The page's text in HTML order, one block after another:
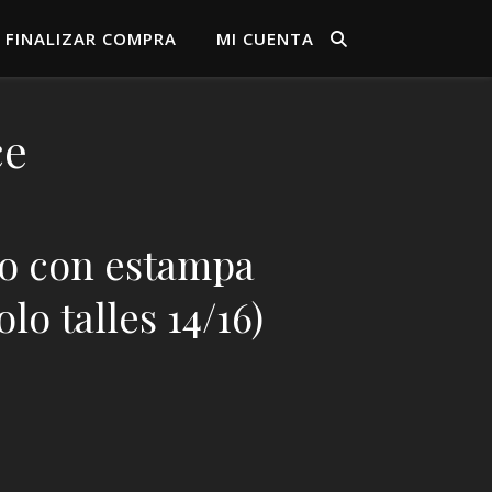
FINALIZAR COMPRA MI CUENTA
con estampa
talles 14/16)